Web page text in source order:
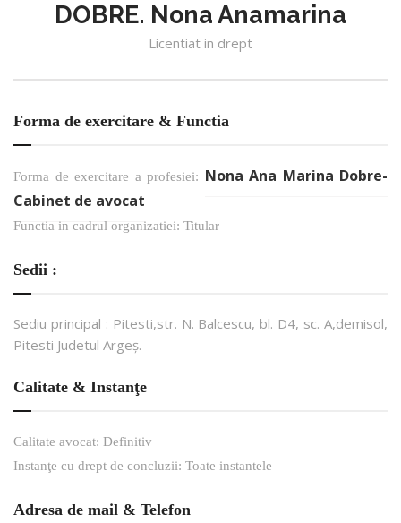
DOBRE. Nona Anamarina
Licentiat in drept
Forma de exercitare & Functia
Forma de exercitare a profesiei: Nona Ana Marina Dobre-
Cabinet de avocat
Functia in cadrul organizatiei: Titular
Sedii :
Sediu principal : Pitesti,str. N. Balcescu, bl. D4, sc. A,demisol,
Pitesti Judetul Argeș.
Calitate & Instanţe
Calitate avocat: Definitiv
Instanţe cu drept de concluzii: Toate instantele
Adresa de mail & Telefon